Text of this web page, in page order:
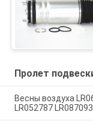
Пролет
Весны воздуха
LR052787 LR087093